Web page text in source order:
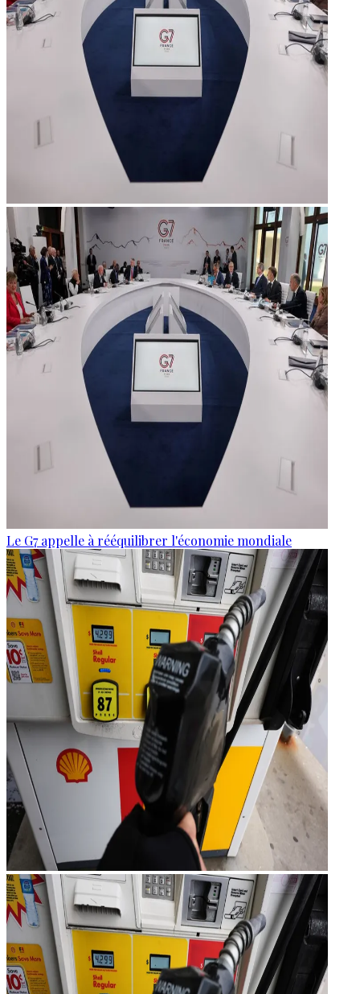
Le G7 appelle à rééquilibrer l'économie mondiale